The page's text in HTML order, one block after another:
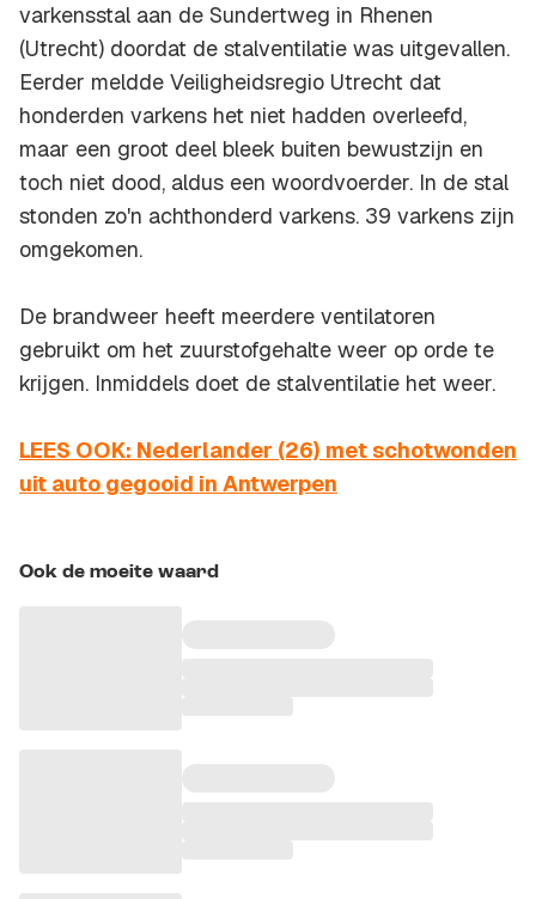
varkensstal aan de Sundertweg in Rhenen
(Utrecht) doordat de stalventilatie was uitgevallen.
Eerder meldde Veiligheidsregio Utrecht dat
honderden varkens het niet hadden overleefd,
maar een groot deel bleek buiten bewustzijn en
toch niet dood, aldus een woordvoerder. In de stal
stonden zo'n achthonderd varkens. 39 varkens zijn
omgekomen.
De brandweer heeft meerdere ventilatoren
gebruikt om het zuurstofgehalte weer op orde te
krijgen. Inmiddels doet de stalventilatie het weer.
LEES OOK: Nederlander (26) met schotwonden
uit auto gegooid in Antwerpen
Ook de moeite waard